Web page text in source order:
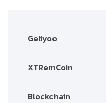
Geliyoo
XTRemCoin
Blockchain